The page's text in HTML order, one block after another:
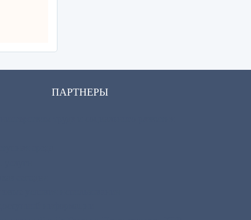
ПАРТНЕРЫ